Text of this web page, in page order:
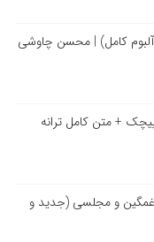
کامل) | محسن چاوشی
+ متن کامل ترانه
و مجلسی (جدید و